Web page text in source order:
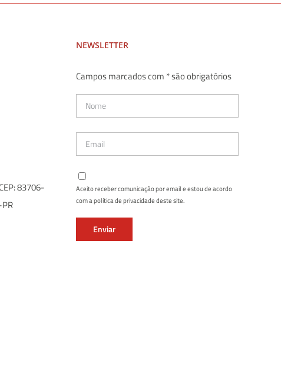
83706-
NEWSLETTER
Campos marcados com * são obrigatórios
Aceito receber comunicação por email e estou de acordo
com a política de privacidade deste site.